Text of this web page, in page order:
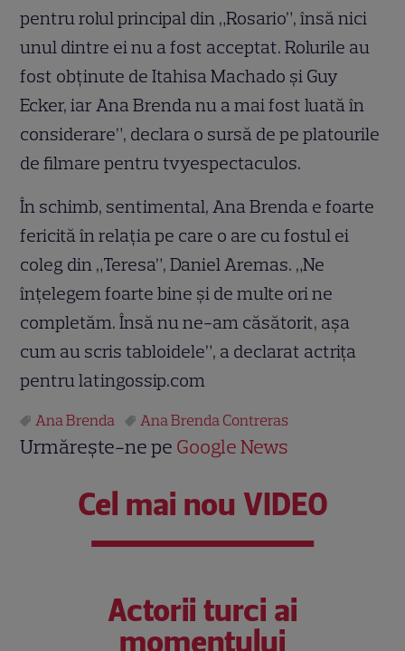
pentru rolul principal din „Rosario”, însă nici
unul dintre ei nu a fost acceptat. Rolurile au
fost obţinute de Itahisa Machado şi Guy
Ecker, iar Ana Brenda nu a mai fost luată în
considerare”, declara o sursă de pe platourile
de filmare pentru tvyespectaculos.
În schimb, sentimental, Ana Brenda e foarte
fericită în relaţia pe care o are cu fostul ei
coleg din „Teresa”, Daniel Aremas. „Ne
înţelegem foarte bine şi de multe ori ne
completăm. Însă nu ne-am căsătorit, aşa
cum au scris tabloidele”, a declarat actriţa
pentru latingossip.com
Ana Brenda Ana Brenda Contreras
Urmărește-ne pe Google News
Cel mai nou VIDEO
Actorii turci ai
momentului